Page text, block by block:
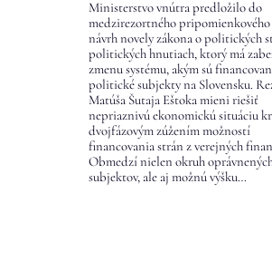
Ministerstvo vnútra predložilo do
medzirezortného
návrh novely zákona o politických
politických hnutiach, ktorý má
zmenu systému, akým sú
politické subjekty na Slovensku.
Matúša Šutaja Eštoka mieni riešiť
nepriaznivú ekonomickú situáciu
dvojfázovým zúžením možností
financovania strán z verejných
Obmedzí nielen okruh
subjektov, ale aj možnú výšku…